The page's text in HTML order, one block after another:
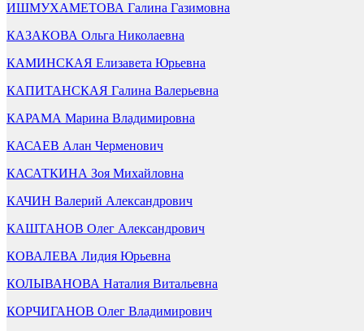
ИШМУХАМЕТОВА Галина Газимовна
КАЗАКОВА Ольга Николаевна
КАМИНСКАЯ Елизавета Юрьевна
КАПИТАНСКАЯ Галина Валерьевна
КАРАМА Марина Владимировна
КАСАЕВ Алан Черменович
КАСАТКИНА Зоя Михайловна
КАЧИН Валерий Александрович
КАШТАНОВ Олег Александрович
КОВАЛЕВА Лидия Юрьевна
КОЛЫВАНОВА Наталия Витальевна
КОРЧИГАНОВ Олег Владимирович